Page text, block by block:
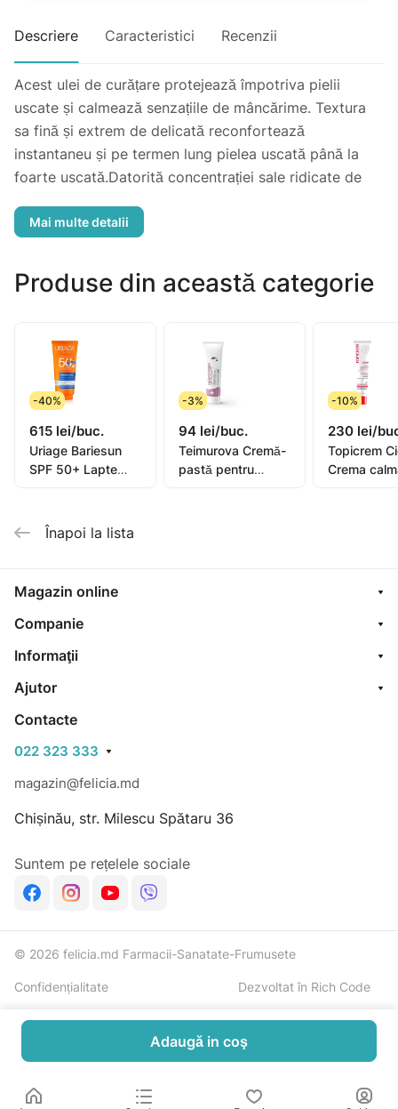
Descriere Caracteristici Recenzii
Acest ulei de curățare protejează împotriva pielii
uscate și calmează senzațiile de mâncărime. Textura
sa fină și extrem de delicată reconfortează
instantaneu și pe termen lung pielea uscată până la
foarte uscată.Datorită concentrației sale ridicate de
neuleioasă care apără pielea împotriva agresiunilor
Produse din această categorie
-40%
615 lei/buc.
Uriage Bariesun
SPF 50+ Lapte
-3%
94 lei/buc.
Teimurova Cremă-
pastă pentru
-10%
230 lei/
Topicrem
Crema
Înapoi la lista
Magazin online
Companie
Informaţii
Ajutor
Contacte
022 323 333
magazin@felicia.md
Chișinău, str. Milescu Spătaru 36
Suntem pe rețelele sociale
© 2026 felicia.md Farmacii-Sanatate-Frumusete
Confidențialitate Dezvoltat în Rich Code
Adaugă in coş